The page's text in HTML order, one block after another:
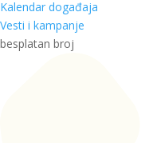
Kalendar događaja
Vesti i kampanje
besplatan broj